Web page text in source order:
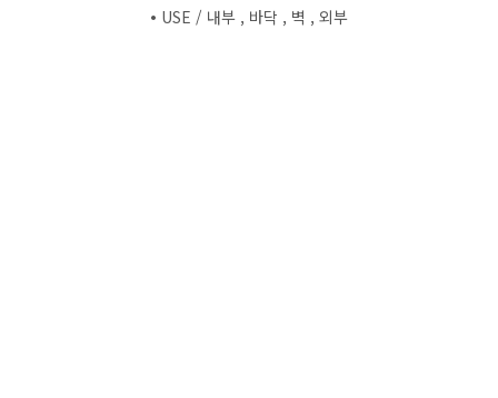
• USE / 내부 , 바닥 , 벽 , 외부